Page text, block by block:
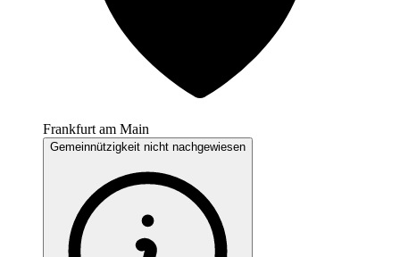
Frankfurt am Main
Gemeinnützigkeit nicht nachgewiesen